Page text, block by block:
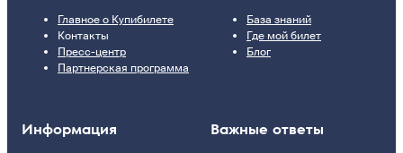
Главное о Купибилете
Контакты
Пресс-центр
Партнерская программа
База знаний
Где мой билет
Блог
Информация Важные ответы